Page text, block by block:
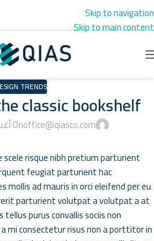
Skip to navigation
Skip to main content
TRENDS
classic bookshelf
office@qiasco.comOn أغسطس 27, 2021
risque nibh pretium parturient
feugiat parturient hac
ad mauris in orci eleifend per eu
parturient volutpat a volutpat a at
purus convallis sociis non
mi consectetur risus non a porttitor in